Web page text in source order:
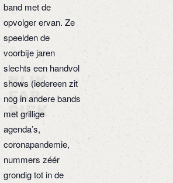
band met de
opvolger ervan. Ze
speelden de
voorbije jaren
slechts een handvol
shows (iedereen zit
nog in andere bands
met grillige
agenda’s,
coronapandemie,
nummers zéér
grondig tot in de